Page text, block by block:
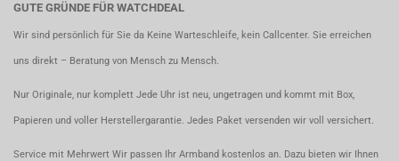
GUTE GRÜNDE FÜR WATCHDEAL
Wir sind persönlich für Sie da Keine Warteschleife, kein Callcenter. Sie erreichen
uns direkt – Beratung von Mensch zu Mensch.
Nur Originale, nur komplett Jede Uhr ist neu, ungetragen und kommt mit Box,
Papieren und voller Herstellergarantie. Jedes Paket versenden wir voll versichert.
Service mit Mehrwert Wir passen Ihr Armband kostenlos an. Dazu bieten wir Ihnen